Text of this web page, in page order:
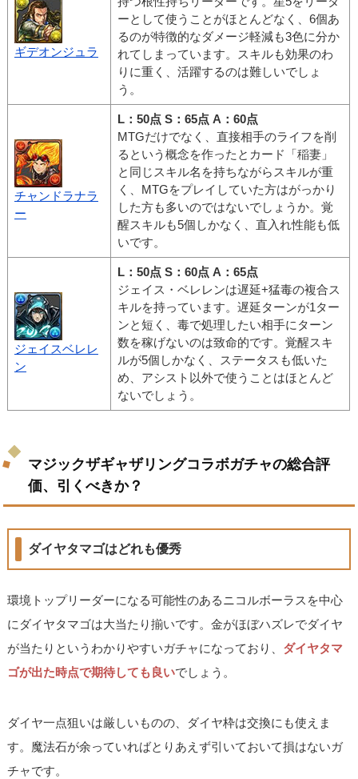
ギデオンジュラ
ーとして使うことがほとんどなく、6個あ
るのが特徴的なダメージ軽減も3色に分か
れてしまっています。スキルも効果のわ
りに重く、活躍するのは難しいでしょ
う。
チャンドラナラ
ー
L：50点 S：65点 A：60点
MTGだけでなく、直接相手のライフを削
るという概念を作ったとカード「稲妻」
と同じスキル名を持ちながらスキルが重
く、MTGをプレイしていた方はがっかり
した方も多いのではないでしょうか。覚
醒スキルも5個しかなく、直入れ性能も低
いです。
ジェイスベレレ
ン
L：50点 S：60点 A：65点
ジェイス・ベレレンは遅延+猛毒の複合ス
キルを持っています。遅延ターンが1ター
ンと短く、毒で処理したい相手にターン
数を稼げないのは致命的です。覚醒スキ
ルが5個しかなく、ステータスも低いた
め、アシスト以外で使うことはほとんど
ないでしょう。
マジックザギャザリングコラボガチャの総合評
価、引くべきか？
ダイヤタマゴはどれも優秀
環境トップリーダーになる可能性のあるニコルボーラスを中心
にダイヤタマゴは大当たり揃いです。金がほぼハズレでダイヤ
が当たりというわかりやすいガチャになっており、 ダイヤタマ
ゴが出た時点で期待しても良いでしょう。
ダイヤ一点狙いは厳しいものの、ダイヤ枠は交換にも使えま
す。魔法石が余っていればとりあえず引いておいて損はないガ
チャです。